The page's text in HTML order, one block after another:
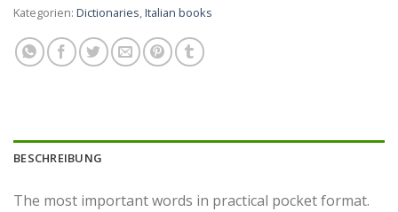
Kategorien: Dictionaries,Italian books
BESCHREIBUNG
The most important words in practical pocket format.